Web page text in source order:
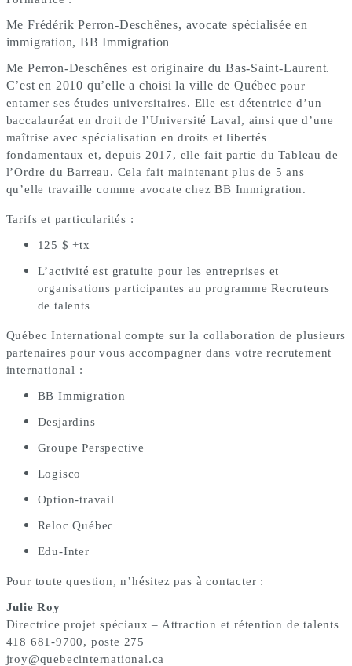
Me Frédérik Perron-Deschênes, avocate spécialisée en
immigration, BB Immigration
Me Perron-Deschênes est originaire du Bas-Saint-Laurent.
C’est en 2010 qu’elle a choisi la ville de Québec pour
entamer ses études universitaires. Elle est détentrice d’un
baccalauréat en droit de l’Université Laval, ainsi que d’une
maîtrise avec spécialisation en droits et libertés
fondamentaux et, depuis 2017, elle fait partie du Tableau de
l’Ordre du Barreau. Cela fait maintenant plus de 5 ans
qu’elle travaille comme avocate chez BB Immigration.
Tarifs et particularités :
125 $ +tx
L’activité est gratuite pour les entreprises et
organisations participantes au programme Recruteurs
de talents
Québec International compte sur la collaboration de plusieurs
partenaires pour vous accompagner dans votre recrutement
international :
BB Immigration
Desjardins
Groupe Perspective
Logisco
Option-travail
Reloc Québec
Edu-Inter
Pour toute question, n’hésitez pas à contacter :
Julie Roy
Directrice projet spéciaux – Attraction et rétention de talents
418 681-9700, poste 275
jroy@quebecinternational.ca